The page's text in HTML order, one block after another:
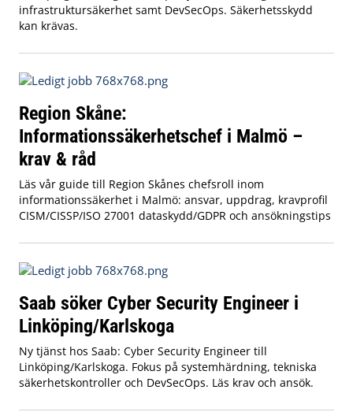
infrastruktursäkerhet samt DevSecOps. Säkerhetsskydd
kan krävas.
Region Skåne:
Informationssäkerhetschef i Malmö –
krav & råd
Läs vår guide till Region Skånes chefsroll inom
informationssäkerhet i Malmö: ansvar, uppdrag, kravprofil
CISM/CISSP/ISO 27001 dataskydd/GDPR och ansökningstips
Saab söker Cyber Security Engineer i
Linköping/Karlskoga
Ny tjänst hos Saab: Cyber Security Engineer till
Linköping/Karlskoga. Fokus på systemhärdning, tekniska
säkerhetskontroller och DevSecOps. Läs krav och ansök.